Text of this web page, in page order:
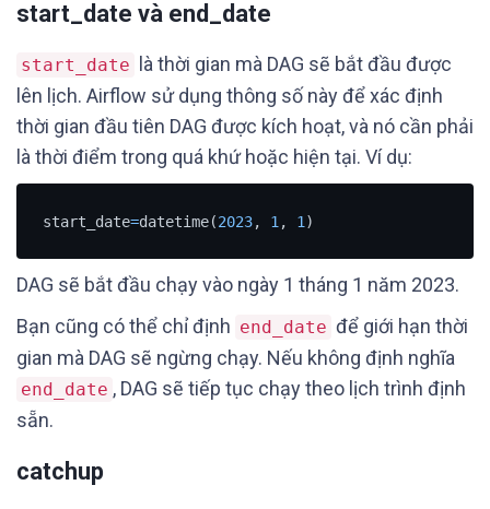
start_date và end_date
start_date
là thời gian mà DAG sẽ bắt đầu được
lên lịch. Airflow sử dụng thông số này để xác định
thời gian đầu tiên DAG được kích hoạt, và nó cần phải
là thời điểm trong quá khứ hoặc hiện tại. Ví dụ:
start_date=datetime(2023, 1 , 1 )
DAG sẽ bắt đầu chạy vào ngày 1 tháng 1 năm 2023.
Bạn cũng có thể chỉ định end_date để giới hạn thời
gian mà DAG sẽ ngừng chạy. Nếu không định nghĩa
end_date , DAG sẽ tiếp tục chạy theo lịch trình định
sẵn.
catchup